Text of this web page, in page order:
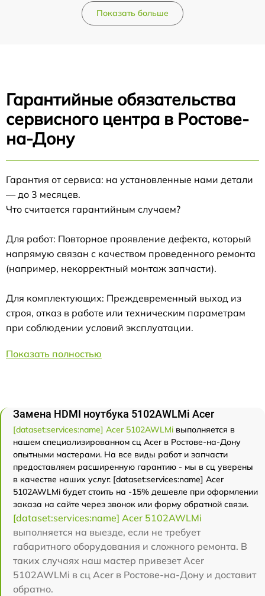
Показать больше
Гарантийные обязательства
сервисного центра в Ростове-
на-Дону
Гарантия от сервиса: на установленные нами детали
— до 3 месяцев.
Что считается гарантийным случаем?
Для работ: Повторное проявление дефекта, который
напрямую связан с качеством проведенного ремонта
(например, некорректный монтаж запчасти).
Для комплектующих: Преждевременный выход из
строя, отказ в работе или техническим параметрам
при соблюдении условий эксплуатации.
Показать полностью
Замена HDMI ноутбука 5102AWLMi Acer
[dataset:services:name] Acer 5102AWLMi выполняется в
нашем специализированном сц Acer в Ростове-на-Дону
опытными мастерами. На все виды работ и запчасти
предоставляем расширенную гарантию - мы в сц уверены
в качестве наших услуг. [dataset:services:name] Acer
5102AWLMi будет стоить на -15% дешевле при оформлении
заказа на сайте через звонок или форму обратной связи.
[dataset:services:name] Acer 5102AWLMi
выполняется на выезде, если не требует
габаритного оборудования и сложного ремонта. В
таких случаях наш мастер привезет Acer
5102AWLMi в сц Acer в Ростове-на-Дону и доставит
обратно.